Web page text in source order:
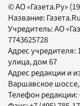
© АО «Газета.Ру»
Название: Газета.Ru
Учредитель:АО
7743625728
Адрес учредителя:
улица, дом 67
Адрес редакции и
Варшавское шоссе,
Телефон редакции: